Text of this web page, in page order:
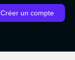
Créer un compte